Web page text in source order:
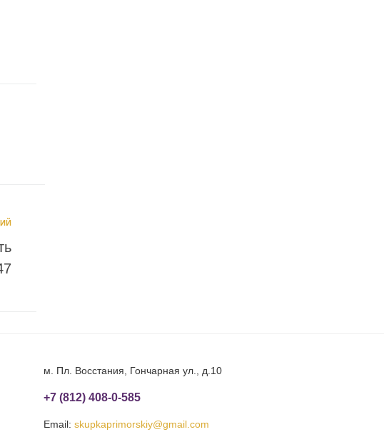
м. Пл. Восстания, Гончарная ул., д.10
+7 (812) 408-0-585
Email: skupkaprimorskiy@gmail.com